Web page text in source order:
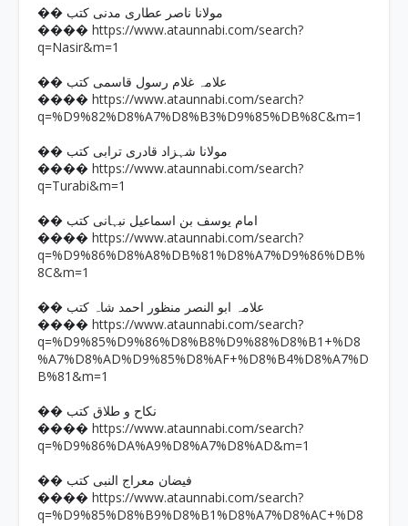
�� مولانا ناصر عطاری مدنی کتب
���� https://www.ataunnabi.com/search?
q=Nasir&m=1
�� علامہ غلام رسول قاسمی کتب
���� https://www.ataunnabi.com/search?
q=%D9%82%D8%A7%D8%B3%D9%85%DB%8C&m=1
�� مولانا شہزاد قادری ترابی کتب
���� https://www.ataunnabi.com/search?
q=Turabi&m=1
�� امام یوسف بن اسماعیل نبہانی کتب
���� https://www.ataunnabi.com/search?
q=%D9%86%D8%A8%DB%81%D8%A7%D9%86%DB%
8C&m=1
�� علامہ ابو النصر منظور احمد شاہ کتب
���� https://www.ataunnabi.com/search?
q=%D9%85%D9%86%D8%B8%D9%88%D8%B1+%D8
%A7%D8%AD%D9%85%D8%AF+%D8%B4%D8%A7%D
B%81&m=1
�� نکاح و طلاق کتب
���� https://www.ataunnabi.com/search?
q=%D9%86%DA%A9%D8%A7%D8%AD&m=1
�� فیضان معراج النبی کتب
���� https://www.ataunnabi.com/search?
q=%D9%85%D8%B9%D8%B1%D8%A7%D8%AC+%D8